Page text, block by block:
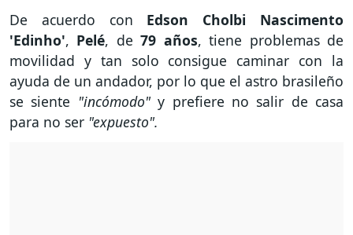
De acuerdo con Edson Cholbi Nascimento
'Edinho', Pelé, de79 años, tiene problemas de
movilidad y tan solo consigue caminar con la
ayuda de un andador, por lo que el astro brasileño
se siente "incómodo"y prefiere no salir de casa
para no ser "expuesto".